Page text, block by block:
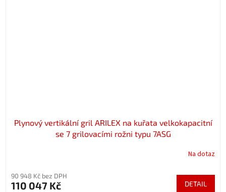
Plynový vertikální gril ARILEX na kuřata velkokapacitní
se 7 grilovacími rožni typu 7ASG
Na dotaz
90 948 Kč bez DPH
110 047 Kč DETAIL